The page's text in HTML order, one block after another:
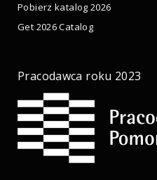
Pobierz katalog 2026
Get 2026 Catalog
Pracodawca roku 2023